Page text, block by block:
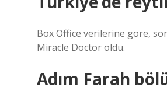
Box Office verilerine göre,
Miracle Doctor oldu.
Adım Farah